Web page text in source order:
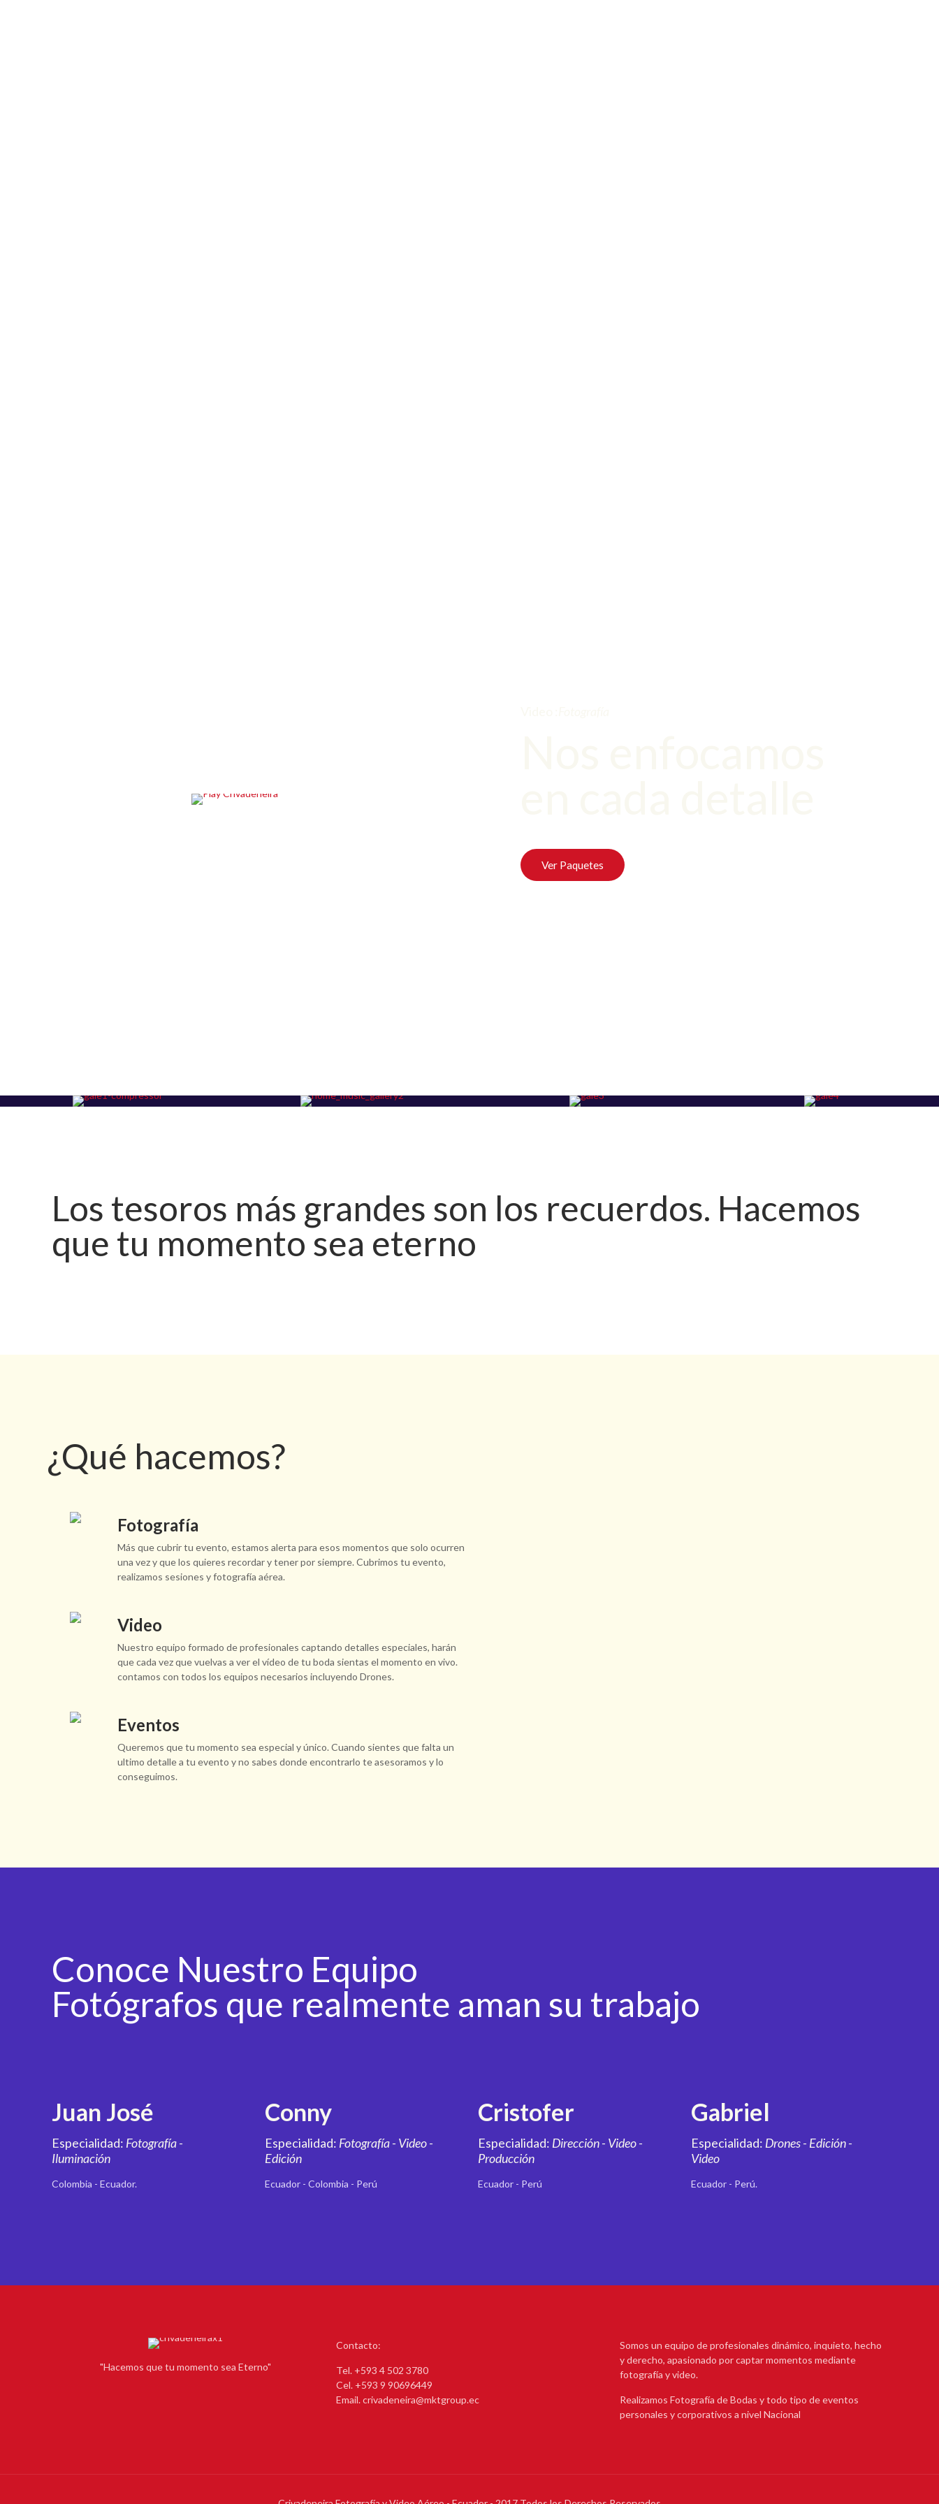
Ver Paquetes
Los tesoros más grandes son los recuerdos. Hacemos
que tu momento sea eterno
¿Qué hacemos?
Fotografía
Más que cubrir tu evento, estamos alerta para esos momentos que solo ocurren
una vez y que los quieres recordar y tener por siempre. Cubrimos tu evento,
realizamos sesiones y fotografía aérea.
Video
Nuestro equipo formado de profesionales captando detalles especiales, harán
que cada vez que vuelvas a ver el vídeo de tu boda sientas el momento en vivo.
contamos con todos los equipos necesarios incluyendo Drones.
Eventos
Queremos que tu momento sea especial y único. Cuando sientes que falta un
ultimo detalle a tu evento y no sabes donde encontrarlo te asesoramos y lo
conseguimos.
Conoce Nuestro Equipo
Fotógrafos que realmente aman su trabajo
Juan José
Especialidad: Fotografía -
Iluminación
Colombia - Ecuador.
Conny
Especialidad: Fotografía - Video -
Edición
Ecuador - Colombia - Perú
Cristofer
Especialidad: Dirección - Video -
Producción
Ecuador - Perú
Gabriel
Especialidad: Drones - Edición -
Video
Ecuador - Perú.
"Hacemos que tu momento sea Eterno"
Contacto:
Tel. +593 4 502 3780
Cel. +593 9 90696449
Email. crivadeneira@mktgroup.ec
Somos un equipo de profesionales dinámico, inquieto, hecho
y derecho, apasionado por captar momentos mediante
fotografía y video.
Realizamos Fotografía de Bodas y todo tipo de eventos
personales y corporativos a nivel Nacional